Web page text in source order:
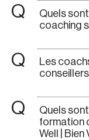
Q
Quels
coaching
Q
Les
Q
Quels
formation
Well | Bien